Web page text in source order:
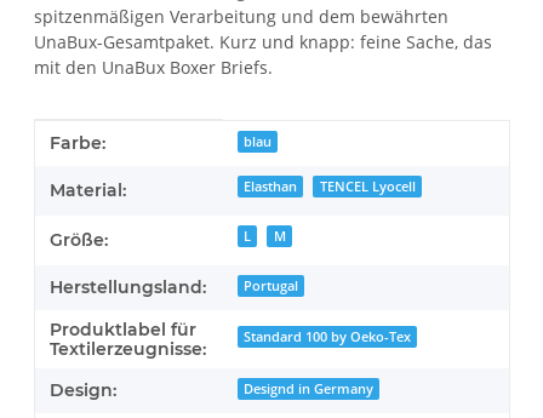
spitzenmäßigen Verarbeitung und dem bewährten
UnaBux-Gesamtpaket. Kurz und knapp: feine Sache, das
mit den UnaBux Boxer Briefs.
Produkteigenschaft
Wert
Farbe: blau
Material: Elasthan TENCEL Lyocell
Größe: L M
Herstellungsland: Portugal
Produktlabel für
Textilerzeugnisse:
Standard 100 by Oeko-Tex
Design: Designd in Germany